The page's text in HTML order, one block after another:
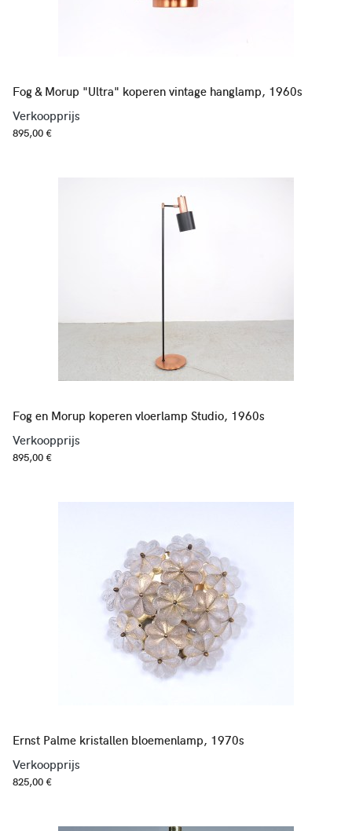
Fog & Morup "Ultra" koperen vintage hanglamp, 1960s
Verkoopprijs
895,00 €
Fog en Morup koperen vloerlamp Studio, 1960s
Verkoopprijs
895,00 €
Ernst Palme kristallen bloemenlamp, 1970s
Verkoopprijs
825,00 €